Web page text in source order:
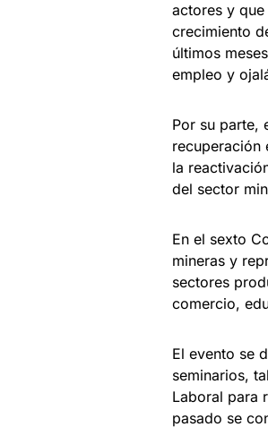
actores y
crecimiento
últimos
empleo y
Por su parte,
recuperación
la
del sector
En el sexto
mineras y
sectores
comercio,
El evento se
seminarios,
Laboral para
pasado se